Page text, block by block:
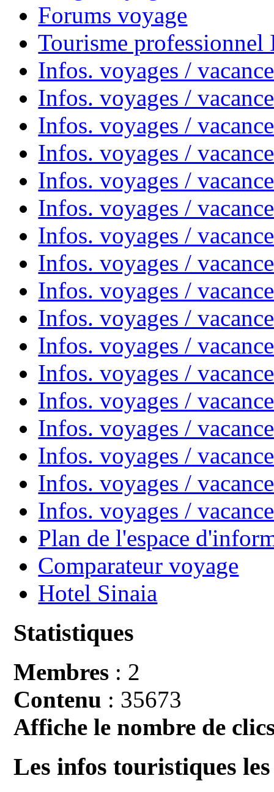
Forums voyage
Tourisme
Infos. voyages /
Infos. voyages /
Infos. voyages /
Infos. voyages /
Infos. voyages /
Infos. voyages /
Infos. voyages /
Infos. voyages /
Infos. voyages /
Infos. voyages /
Infos. voyages /
Infos. voyages /
Infos. voyages /
Infos. voyages /
Infos. voyages /
Infos. voyages /
Infos. voyages /
Plan de l'espace
Comparateur voyage
Hotel Sinaia
Statistiques
Membres : 2
Contenu : 35673
Affiche le nombre de
Les infos touristiques